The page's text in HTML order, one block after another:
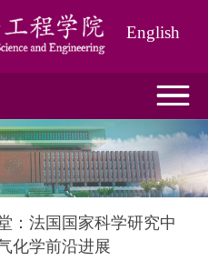
English
：法国国家科学研究中
化学前沿进展